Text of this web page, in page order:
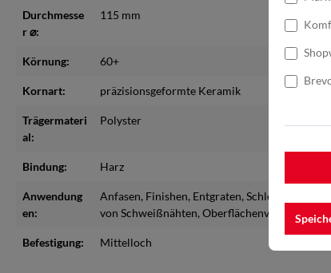
Durchmesse
r ⌀:
115 mm
Körnung: 60+
Kornart: präzisionsgeformte Keramik
Trägermateri
al:
Polyster
Bindung: Harz
Anwendung
en:
Anfasen, Finishen, Entgraten, Schleifen
von Schweißnähten, Oberflächenvorbereitung
Befestigung: Mittelloch